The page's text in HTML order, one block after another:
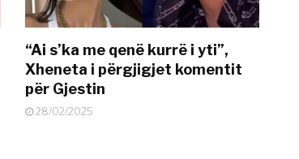
“Ai s’ka me qenë kurrë i yti”,
Xheneta i përgjigjet komentit
për Gjestin
28/02/2025